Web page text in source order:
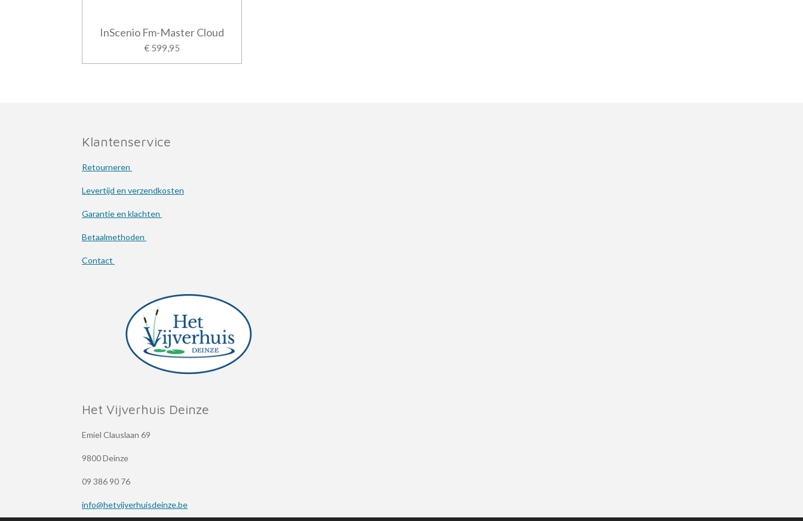
InScenio Fm-Master Cloud
€ 599,95
Klantenservice
Retourneren
Levertijd en verzendkosten
Garantie en klachten
Betaalmethoden
Contact
Het Vijverhuis Deinze
Emiel Clauslaan 69
9800 Deinze
09 386 90 76
info@hetvijverhuisdeinze.be